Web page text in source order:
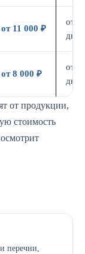
от 11 000 ₽
от 7
дн.
от 8 000 ₽
от 5
дн.
от продукции,
стоимость
перечни,